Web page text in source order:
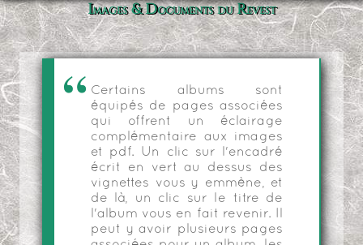
Images & Documents du Revest
Certains albums sont
équipés de pages associées
qui offrent un éclairage
complémentaire aux images
et pdf. Un clic sur l'encadré
écrit en vert au dessus des
vignettes vous y emmène, et
de là, un clic sur le titre de
l'album vous en fait revenir. Il
peut y avoir plusieurs pages